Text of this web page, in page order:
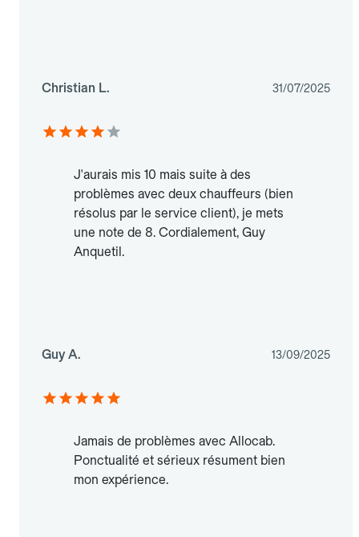
Christian L. 31/07/2025
J'aurais mis 10 mais suite à des
problèmes avec deux chauffeurs (bien
résolus par le service client), je mets
une note de 8. Cordialement, Guy
Anquetil.
Guy A. 13/09/2025
Jamais de problèmes avec Allocab.
Ponctualité et sérieux résument bien
mon expérience.